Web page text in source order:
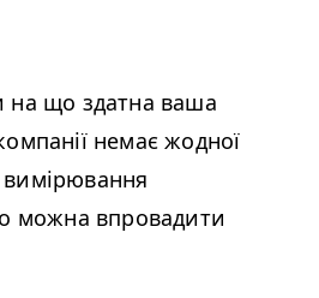
на що здатна ваша
немає жодної
можна впровадити